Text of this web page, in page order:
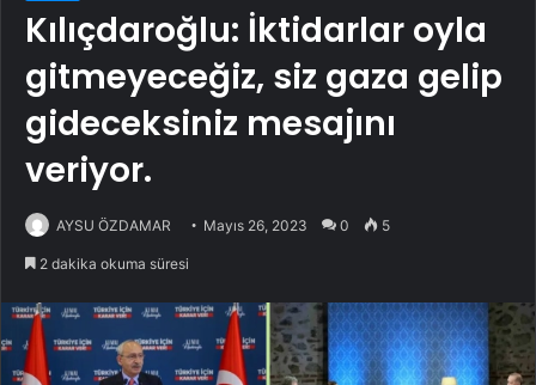
Kılıçdaroğlu: İktidarlar oyla
gitmeyeceğiz, siz gaza gelip
gideceksiniz mesajını
veriyor.
AYSU ÖZDAMAR Mayıs 26, 2023 0 5
2 dakika okuma süresi